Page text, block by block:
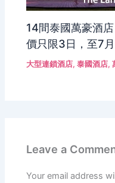
14間泰國萬豪酒
價只限3日，至7月
大型連鎖酒店,泰國酒店,
Leave a
Your email address